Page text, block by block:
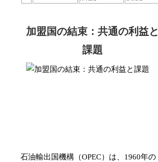
加盟国の結束：共通の利益と
課題
石油輸出国機構（OPEC）は、1960年の